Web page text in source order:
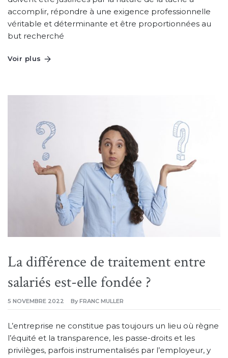
accomplir, répondre à une exigence professionnelle
véritable et déterminante et être proportionnées au
but recherché
Voir plus
La différence de traitement entre
salariés est-elle fondée ?
5 NOVEMBRE 2022 By FRANC MULLER
L’entreprise ne constitue pas toujours un lieu où règne
l’équité et la transparence, les passe-droits et les
privilèges, parfois instrumentalisés par l’employeur, y